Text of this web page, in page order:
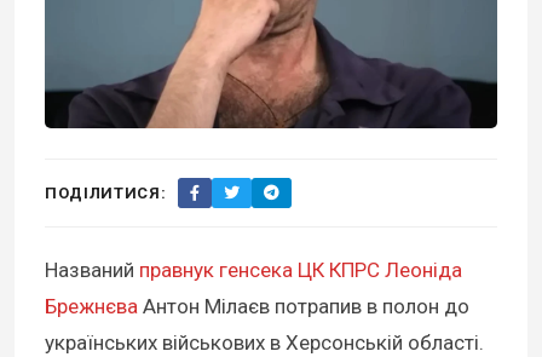
ПОДІЛИТИСЯ:
Названий правнук генсека ЦК КПРС Леоніда
Брежнєва Антон Мілаєв потрапив в полон до
українських військових в Херсонській області.